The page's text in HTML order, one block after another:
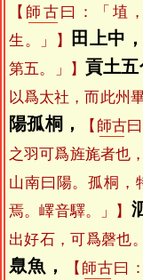
【 師古曰：「埴
生。」】
田上中
第五。」】貢土五
以爲太社，而此州
陽孤桐，
【 師古
之羽可爲旌旄者也
山南曰陽。孤桐，
焉。嶧音驛。」】
出好石，可爲磬也
臮魚，
【 師古曰